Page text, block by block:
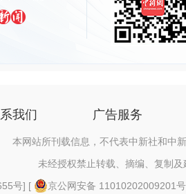
我们 广告服务
本网站所刊载信息，不代表中新社和中
未经授权禁止转载、摘编、复制
号] [ 京公网安备 11010202009201号